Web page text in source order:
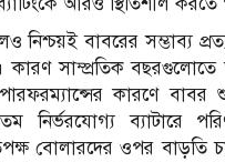
নিশ্চয়ই বাবরের সম্ভাব্য
কারণ সাম্প্রতিক বছরগুলোতে
কারণে বাবর
নির্ভরযোগ্য ব্যাটারে
বোলারদের ওপর বাড়তি